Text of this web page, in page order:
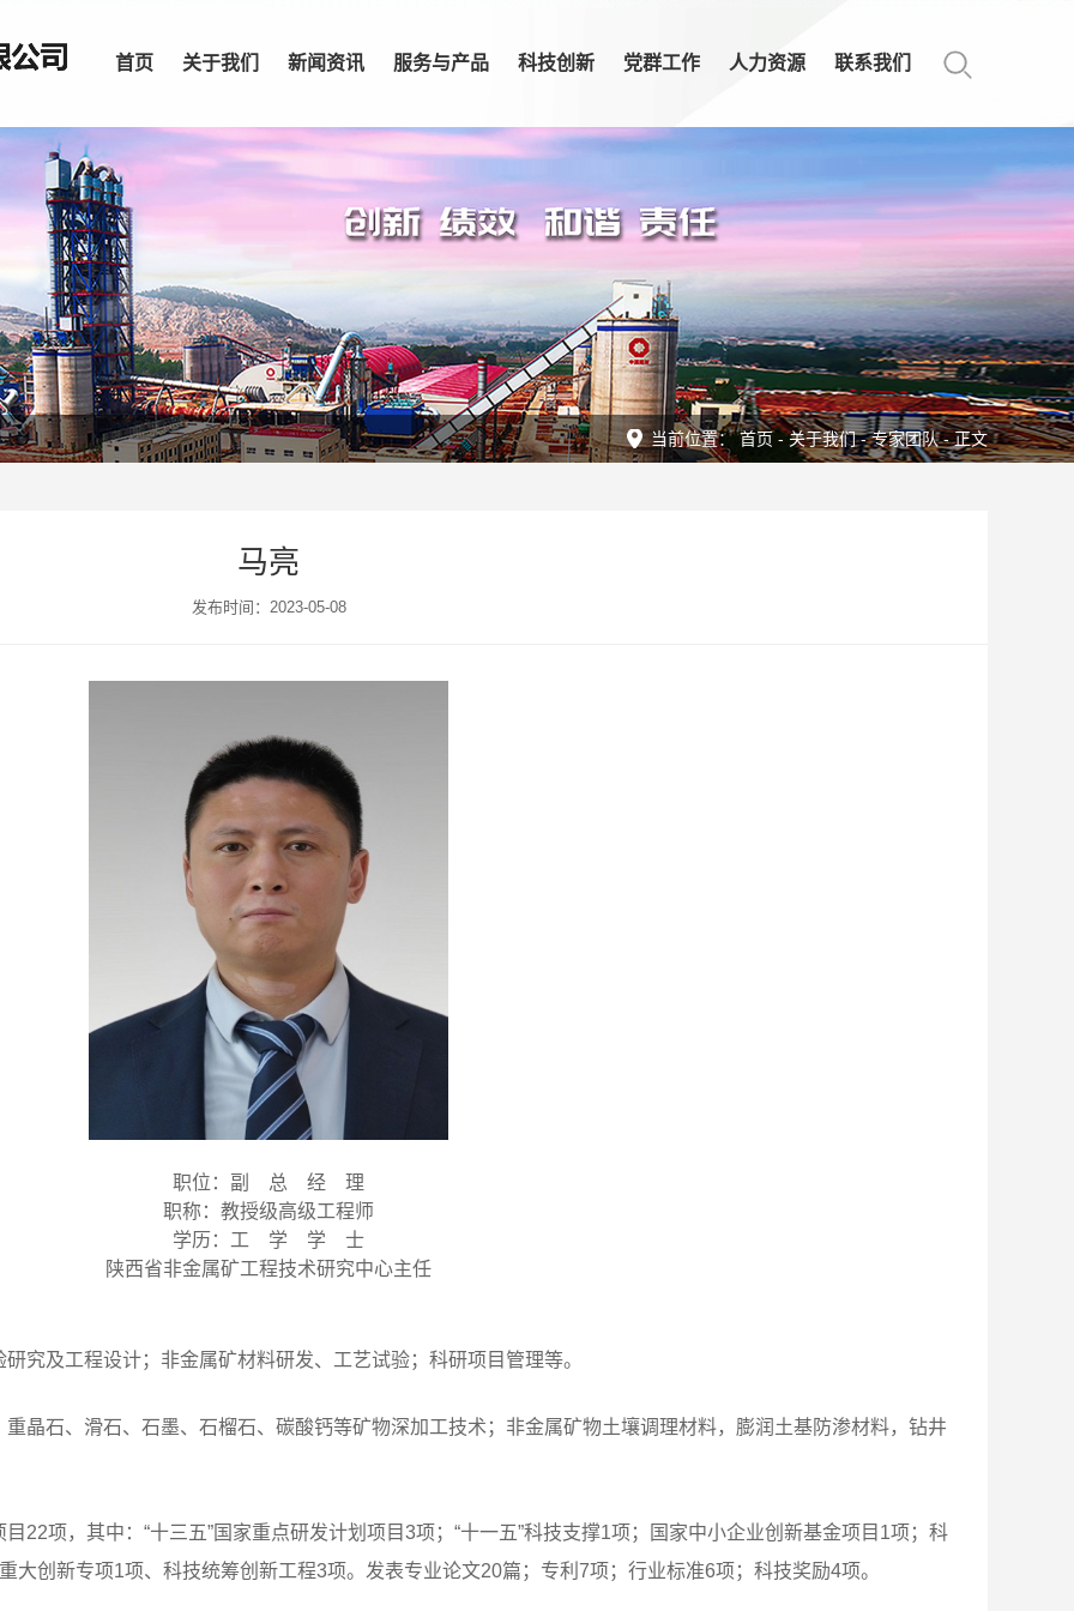
首页 关于我们 新闻资讯 服务与产品 科技创新 党群工作 人力资源 联系我们
当前位置： 首页-关于我们-专家团队- 正文
马亮
发布时间：2023-05-08
职位：副 总 经 理
职称：教授级高级工程师
学历：工 学 学 士
陕西省非金属矿工程技术研究中心主任
究及工程设计；非金属矿材料研发、工艺试验；科研项目管理等。
晶石、滑石、石墨、石榴石、碳酸钙等矿物深加工技术；非金属矿物土壤调理材料，膨润土基防渗材料，钻井
22项，其中：“十三五”国家重点研发计划项目3项；“十一五”科技支撑1项；国家中小企业创新基金项目1项；科
大创新专项1项、科技统筹创新工程3项。发表专业论文20篇；专利7项；行业标准6项；科技奖励4项。